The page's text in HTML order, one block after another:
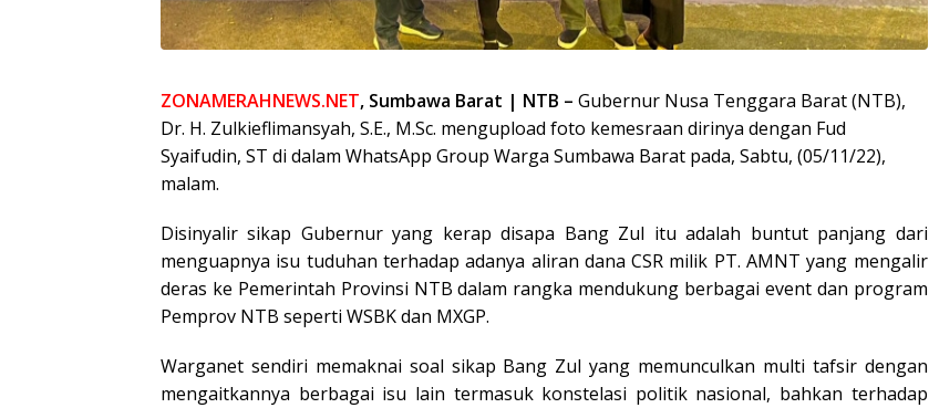
ZONAMERAHNEWS.NET, Sumbawa Barat | NTB – Gubernur Nusa Tenggara Barat (NTB),
Dr. H. Zulkieflimansyah, S.E., M.Sc. mengupload foto kemesraan dirinya dengan Fud
Syaifudin, ST di dalam WhatsApp Group Warga Sumbawa Barat pada, Sabtu, (05/11/22),
malam.
Disinyalir sikap Gubernur yang kerap disapa Bang Zul itu adalah buntut panjang dari
menguapnya isu tuduhan terhadap adanya aliran dana CSR milik PT. AMNT yang mengalir
deras ke Pemerintah Provinsi NTB dalam rangka mendukung berbagai event dan program
Pemprov NTB seperti WSBK dan MXGP.
Warganet sendiri memaknai soal sikap Bang Zul yang memunculkan multi tafsir dengan
mengaitkannya berbagai isu lain termasuk konstelasi politik nasional, bahkan terhadap